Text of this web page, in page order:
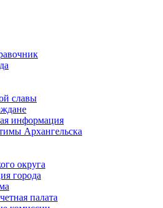
славы
информация
Архангельска
округа
города
палата